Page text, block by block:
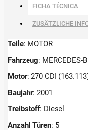
FICHA TÉCNICA
ZUSÄTZLICHE
Teile: MOTOR
Fahrzeug: MERCEDES-
Motor: 270 CDI
Baujahr: 2001
Treibstoff: Diesel
Anzahl Türen: 5